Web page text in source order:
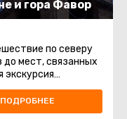
и гора Фавор
по северу
до мест, связанных
ПОДРОБНЕЕ